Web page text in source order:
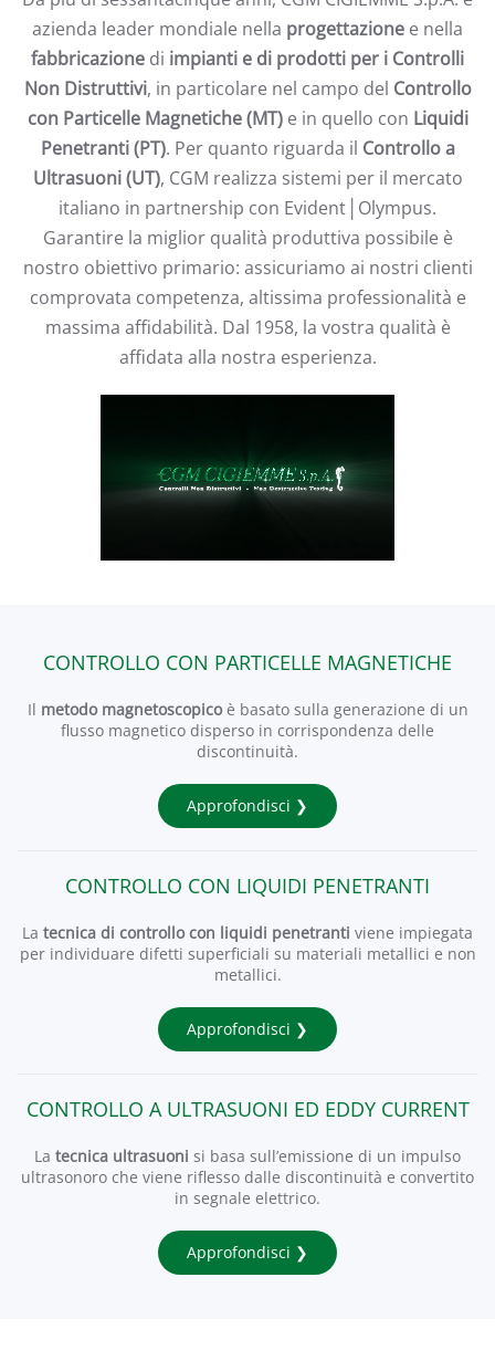
azienda leader mondiale nella progettazione e nella
fabbricazione di impianti e di prodotti per i Controlli
Non Distruttivi, in particolare nel campo del Controllo
con Particelle Magnetiche (MT)e in quello con Liquidi
Penetranti (PT). Per quanto riguarda il Controllo a
Ultrasuoni (UT), CGM realizza sistemi per il mercato
italiano in partnership con Evident│Olympus.
Garantire la miglior qualità produttiva possibile è
nostro obiettivo primario: assicuriamo ai nostri clienti
comprovata competenza, altissima professionalità e
massima affidabilità. Dal 1958, la vostra qualità è
affidata alla nostra esperienza.
CONTROLLO CON PARTICELLE MAGNETICHE
Il metodo magnetoscopicoè basato sulla generazione di un
flusso magnetico disperso in corrispondenza delle
discontinuità.
Approfondisci ❯
CONTROLLO CON LIQUIDI PENETRANTI
La tecnica di controllo con liquidi penetranti viene impiegata
per individuare difetti superficiali su materiali metallici e non
metallici.
Approfondisci ❯
CONTROLLO A ULTRASUONI ED EDDY CURRENT
La tecnica ultrasuoni si basa sull’emissione di un impulso
ultrasonoro che viene riflesso dalle discontinuità e convertito
in segnale elettrico.
Approfondisci ❯